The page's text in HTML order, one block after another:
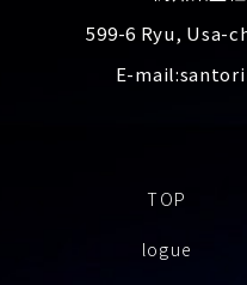
599-6 Ryu, Usa-
E-mail:
TOP
logue